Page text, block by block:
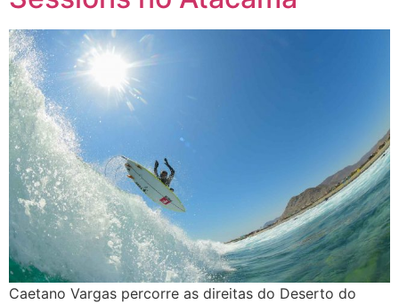
Caetano Vargas percorre as direitas do Deserto do